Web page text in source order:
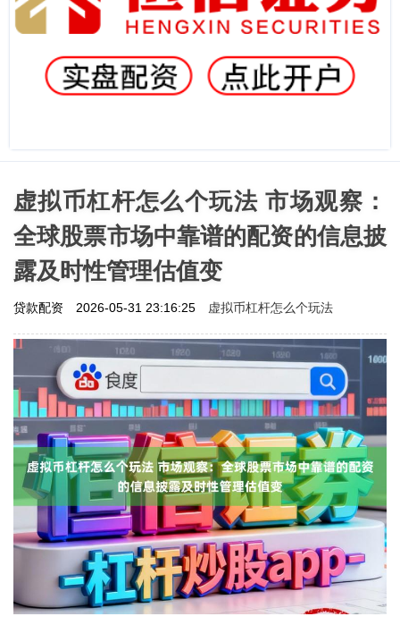
虚拟币杠杆怎么个玩法 市场观察：
全球股票市场中靠谱的配资的信息披
露及时性管理估值变
贷款配资 2026-05-31 23:16:25 虚拟币杠杆怎么个玩法